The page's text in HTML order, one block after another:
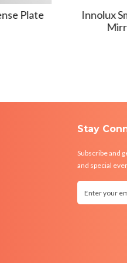
Plate
Innolux
Stay
Subscribe and
and special